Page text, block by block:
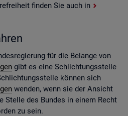
fin­den Sie auch in
für die Be­lan­ge von
gibt es eine Schlich­tungs­stel­le
kön­nen sich
wen­den, wenn sie der An­sicht
Stel­le des Bun­des in einem Recht
zu sein.